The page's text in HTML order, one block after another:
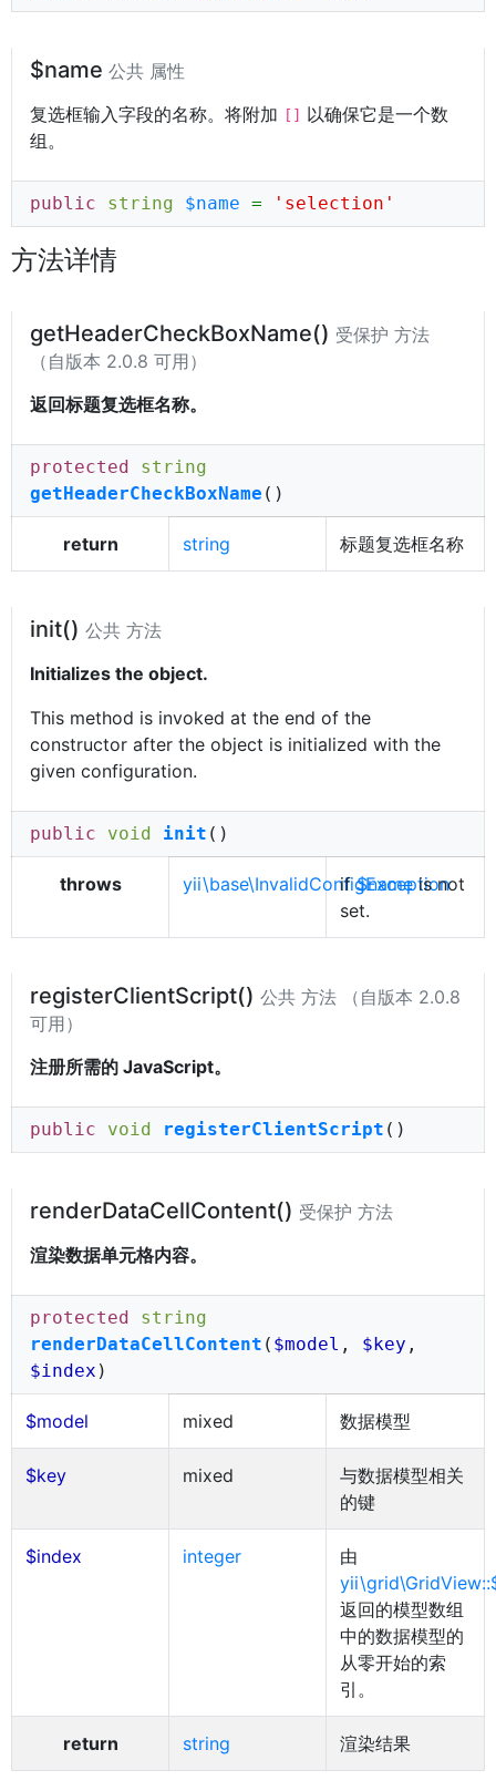
$name 公共 属性
复选框输入字段的名称。将附加
[]
以确保它是一个数
组。
public string $name = 'selection'
方法详情
getHeaderCheckBoxName() 受保护 方法
（自版本 2.0.8 可用）
返回标题复选框名称。
protected
string
getHeaderCheckBoxName ()
return string 标题复选框名称
init() 公共 方法
Initializes the object.
This method is invoked at the end of the
constructor after the object is initialized with the
given configuration.
public void init ()
throws yii\base\InvalidConfigException
if$nameis not
set.
registerClientScript() 公共 方法 （自版本 2.0.8
可用）
注册所需的 JavaScript。
public void registerClientScript ()
renderDataCellContent() 受保护 方法
渲染数据单元格内容。
protected
string
renderDataCellContent ( $model , $key ,
$index )
$model mixed 数据模型
$key mixed
与数据模型相关
的键
$index integer
由
返回的模型数组
中的数据模型的
从零开始的索
引。
return string 渲染结果